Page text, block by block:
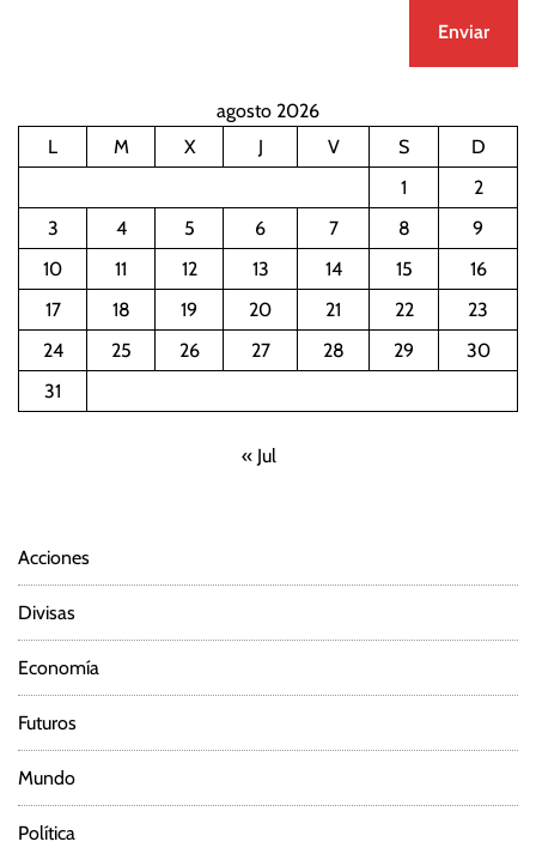
agosto 2026
L
M X J V S
D
1
2
3
4 5 6 7 8
9
10
11 12 13 14 15
16
17
18 19 20 21 22
23
24
25 26 27 28 29
30
31
« Jul
Acciones
Divisas
Economía
Futuros
Mundo
Política